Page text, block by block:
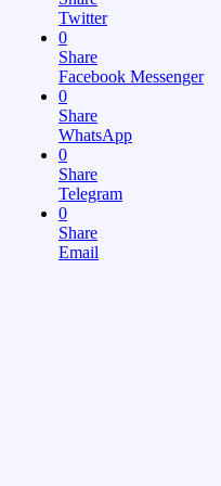
Twitter
0
Share
Facebook Messenger
0
Share
WhatsApp
0
Share
Telegram
0
Share
Email